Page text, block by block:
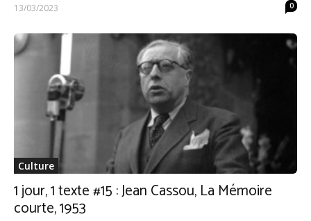
13/03/2023 0
Culture
1 jour, 1 texte #15 : Jean Cassou, La Mémoire
courte, 1953